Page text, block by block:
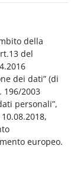
della
del
dei dati” (di
196/2003
personali”,
europeo.